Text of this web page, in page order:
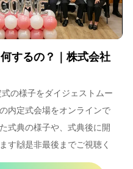
するの？｜株式会社
の様子をダイジェストムー
内定式会場をオンラインで
式典の様子や、式典後に開
す🙌是非最後までご視聴く